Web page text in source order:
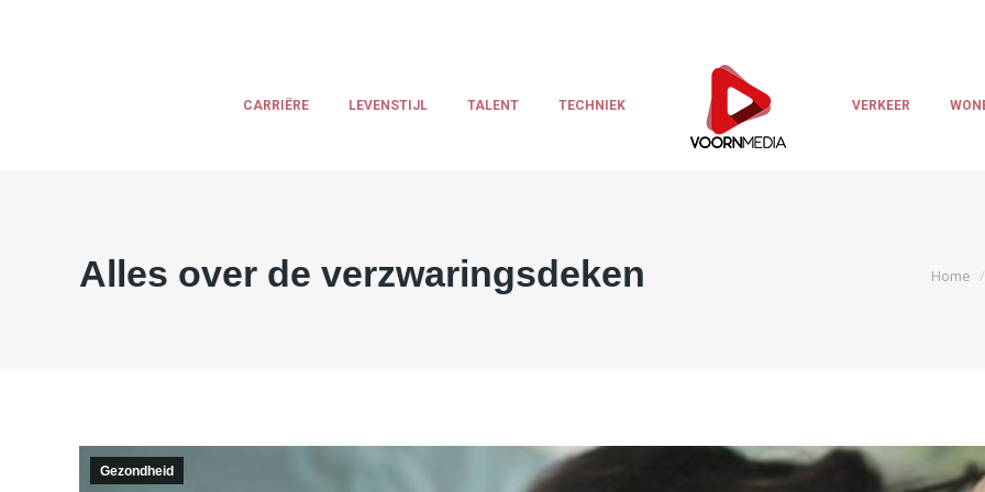
CARRIËRE LEVENSTIJL TALENT TECHNIEK VERKEER
Alles over de verzwaringsdeken Je
Home
Gezondheid